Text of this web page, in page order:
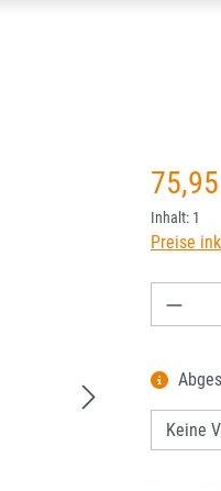
Regulärer
Inhalt: 1
Preise